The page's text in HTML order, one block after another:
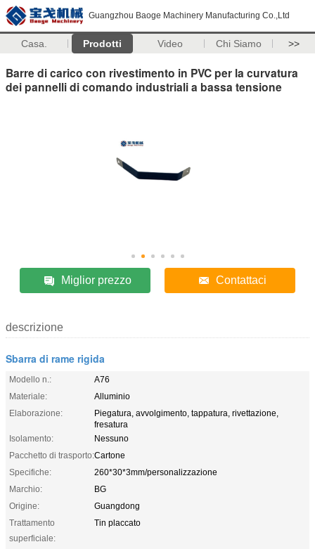
Guangzhou Baoge Machinery Manufacturing Co.,Ltd
Casa. Prodotti Video Chi Siamo >>
Barre di carico con rivestimento in PVC per la curvatura
dei pannelli di comando industriali a bassa tensione
Miglior prezzo Contattaci
descrizione
Sbarra di rame rigida
Modello n.:
A76
Materiale:
Alluminio
Elaborazione:
Piegatura, avvolgimento, tappatura, rivettazione,
fresatura
Isolamento:
Nessuno
Pacchetto di trasporto:Cartone
Specifiche:
260*30*3mm/personalizzazione
Marchio:
BG
Origine:
Guangdong
Trattamento
superficiale:
Tin placcato